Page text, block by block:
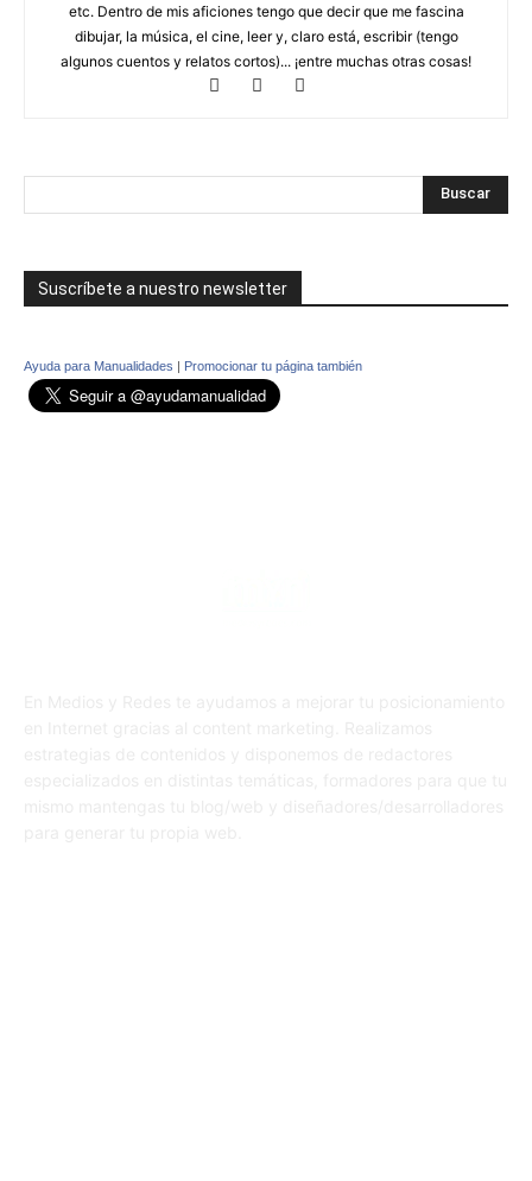
etc. Dentro de mis aficiones tengo que decir que me fascina
dibujar, la música, el cine, leer y, claro está, escribir (tengo
algunos cuentos y relatos cortos)... ¡entre muchas otras cosas!
Suscríbete a nuestro newsletter
Ayuda para Manualidades | Promocionar tu página también